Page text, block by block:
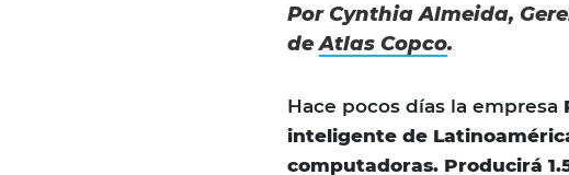
Por Cynthia Almeida,
deAtlas Copco.
Hace pocos días la empresa
inteligente de
computadoras. Producirá